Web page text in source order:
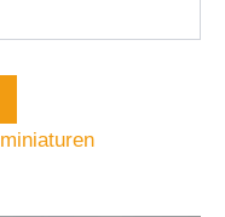
miniaturen